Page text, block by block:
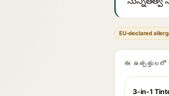
EU-declared
ఈ ఉత్పత్తులలో
3-in-1